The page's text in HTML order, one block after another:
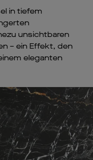
in tiefem
unsichtbaren
– ein Effekt, den
eleganten